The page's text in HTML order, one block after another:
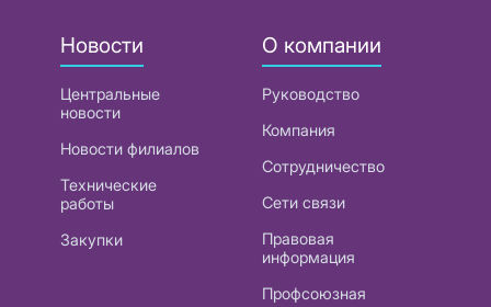
Новости
Центральные
новости
Новости филиалов
Технические
работы
Закупки
О компании
Руководство
Компания
Сотрудничество
Сети связи
Правовая
информация
Профсоюзная